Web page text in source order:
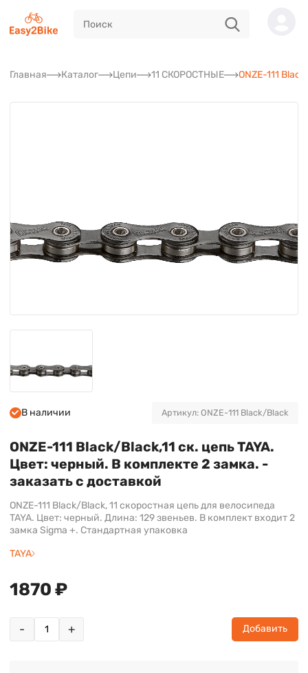
Главная Каталог Цепи 11 СКОРОСТНЫЕ ONZE-111
В наличии Артикул: ONZE-111 Black/Black
ONZE-111 Black/Black,11 ск. цепь TAYA.
Цвет: черный. В комплекте 2 замка. -
заказать с доставкой
ONZE-111 Black/Black, 11 скоростная цепь для велосипеда
TAYA. Цвет: черный. Длина: 129 звеньев. В комплект входит 2
замка Sigma +. Стандартная упаковка
TAYA
1870 ₽
- + Добавить